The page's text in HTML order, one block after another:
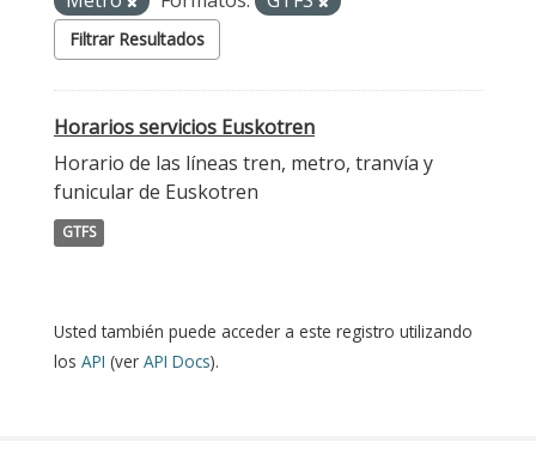
Filtrar Resultados
Horarios servicios Euskotren
Horario de las líneas tren, metro, tranvía y
funicular de Euskotren
GTFS
Usted también puede acceder a este registro utilizando
los API (ver API Docs).